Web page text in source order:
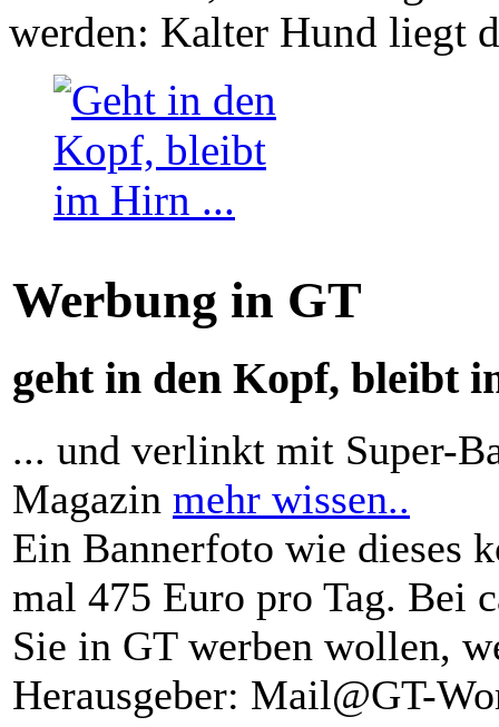
werden: Kalter Hund liegt
Werbung in GT
geht in den Kopf, bleibt
... und verlinkt mit Super-
Magazin mehr wissen..
Ein Bannerfoto wie dieses
mal 475 Euro pro Tag. Bei
Sie in GT werben wollen,
Herausgeber: Mail@GT-